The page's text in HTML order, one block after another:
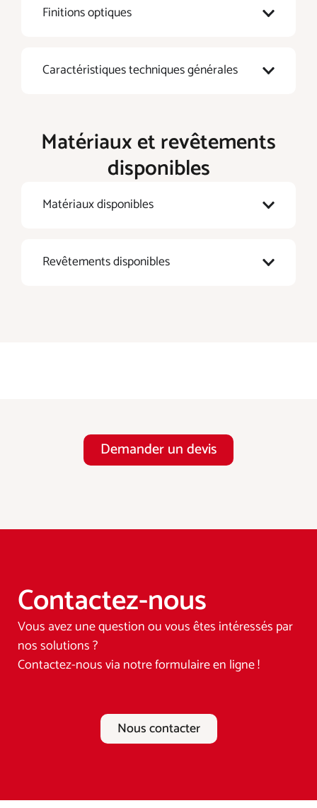
Matériaux et revêtements
disponibles
Matériaux disponibles
Revêtements disponibles
Finitions optiques
Caractéristiques techniques générales
Demander un devis
Contactez-nous
Vous avez une question ou vous êtes intéressés par
nos solutions ?
Contactez-nous via notre formulaire en ligne !
Nous contacter